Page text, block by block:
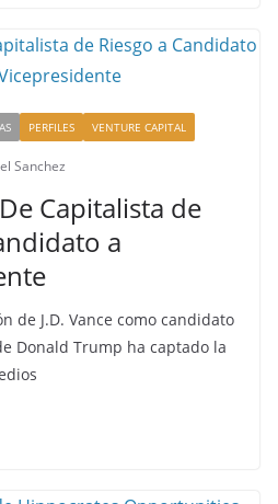
PERFILES VENTURE CAPITAL
Sanchez
Capitalista de
a
de J.D. Vance como candidato
Donald Trump ha captado la